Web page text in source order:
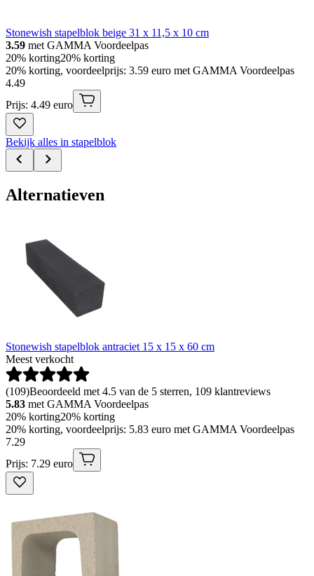
Stonewish stapelblok beige 31 x 11,5 x 10 cm
3.59 met GAMMA Voordeelpas
20% korting20% korting
20% korting, voordeelprijs: 3.59 euro met GAMMA Voordeelpas
4.49
Prijs: 4.49 euro
Bekijk alles in stapelblok
Alternatieven
Stonewish stapelblok antraciet 15 x 15 x 60 cm
Meest verkocht
(109)Beoordeeld met 4.5 van de 5 sterren, 109 klantreviews
5.83 met GAMMA Voordeelpas
20% korting20% korting
20% korting, voordeelprijs: 5.83 euro met GAMMA Voordeelpas
7.29
Prijs: 7.29 euro